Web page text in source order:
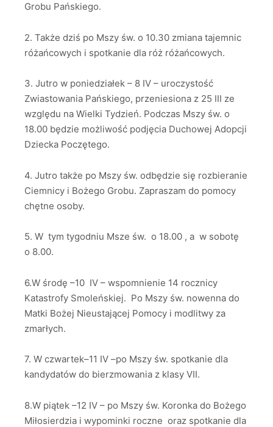
Grobu Pańskiego.
2. Także dziś po Mszy św. o 10.30 zmiana tajemnic
różańcowych i spotkanie dla róż różańcowych.
3. Jutro w poniedziałek – 8 IV – uroczystość
Zwiastowania Pańskiego, przeniesiona z 25 III ze
względu na Wielki Tydzień. Podczas Mszy św. o
18.00 będzie możliwość podjęcia Duchowej Adopcji
Dziecka Poczętego.
4. Jutro także po Mszy św. odbędzie się rozbieranie
Ciemnicy i Bożego Grobu. Zapraszam do pomocy
chętne osoby.
5. W tym tygodniu Msze św. o 18.00 , a w sobotę
o 8.00.
6.W środę –10 IV – wspomnienie 14 rocznicy
Katastrofy Smoleńskiej. Po Mszy św. nowenna do
Matki Bożej Nieustającej Pomocy i modlitwy za
zmarłych.
7. W czwartek–11 IV –po Mszy św. spotkanie dla
kandydatów do bierzmowania z klasy VII.
8.W piątek –12 IV – po Mszy św. Koronka do Bożego
Miłosierdzia i wypominki roczne oraz spotkanie dla